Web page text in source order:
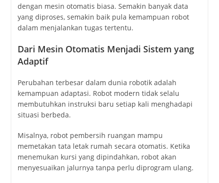
dengan mesin otomatis biasa. Semakin banyak data
yang diproses, semakin baik pula kemampuan robot
dalam menjalankan tugas tertentu.
Dari Mesin Otomatis Menjadi Sistem yang
Adaptif
Perubahan terbesar dalam dunia robotik adalah
kemampuan adaptasi. Robot modern tidak selalu
membutuhkan instruksi baru setiap kali menghadapi
situasi berbeda.
Misalnya, robot pembersih ruangan mampu
memetakan tata letak rumah secara otomatis. Ketika
menemukan kursi yang dipindahkan, robot akan
menyesuaikan jalurnya tanpa perlu diprogram ulang.